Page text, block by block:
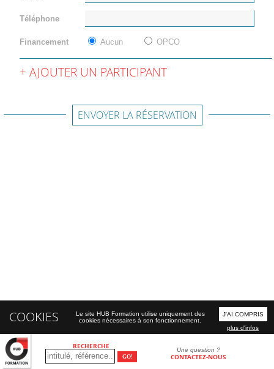
RECHERCHE Une question ?
CONTACTEZ-NOUS
Téléphone
Financement Aucun OPCO
AJOUTER UN PARTICIPANT
ENVOYER LA RÉSERVATION
COOKIES
Le site HUB Formation utilise uniquement des
cookies nécessaires à son fonctionnement.
J'AI COMPRIS
plus d'infos